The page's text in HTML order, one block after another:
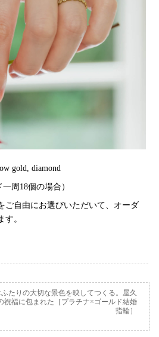
gold, diamond
周18個の場合）
ご自由にお選びいただいて、オーダ
。
ふたりの大切な景色を映してつくる。屋久
祝福に包まれた［プラチナ×ゴールド結婚
指輪］